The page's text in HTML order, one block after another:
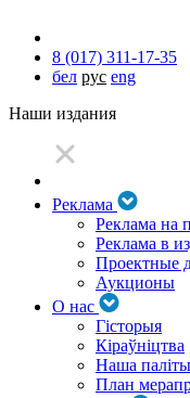
8 (017) 311-17-35
бел рус eng
Наши издания
Реклама
Реклама на
Реклама в
Проектные
Аукционы
О нас
Гісторыя
Кіраўніцтва
Наша
План